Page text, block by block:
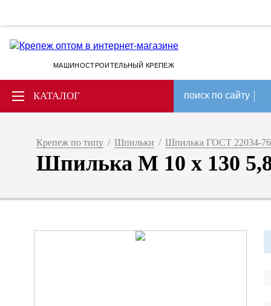
МАШИНОСТРОИТЕЛЬНЫЙ КРЕПЕЖ
КАТАЛОГ поиск по сайту
Крепеж по типу / Шпильки / Шпилька ГОСТ 22034-76
Шпилька М 10 х 130